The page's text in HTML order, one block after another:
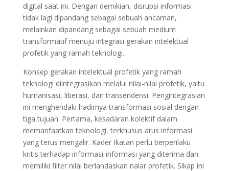
digital saat ini. Dengan demikian, disrupsi informasi
tidak lagi dipandang sebagai sebuah ancaman,
melainkan dipandang sebagai sebuah medium
transformatif menuju integrasi gerakan intelektual
profetik yang ramah teknologi.
Konsep gerakan intelektual profetik yang ramah
teknologi diintegrasikan melalui nilai-nilai profetik, yaitu
humanisasi, liberasi, dan transendensi. Pengintegrasian
ini menghendaki hadirnya transformasi sosial dengan
tiga tujuan. Pertama, kesadaran kolektif dalam
memanfaatkan teknologi, terkhusus arus informasi
yang terus mengalir. Kader Ikatan perlu berperilaku
kritis terhadap informasi-informasi yang diterima dan
memiliki filter nilai berlandaskan nalar profetik. Sikap ini